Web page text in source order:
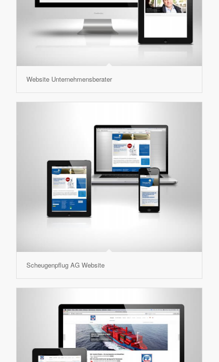
Website Unternehmensberater
Scheugenpflug AG Website